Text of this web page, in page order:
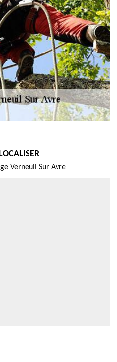
Verneuil Sur Avre